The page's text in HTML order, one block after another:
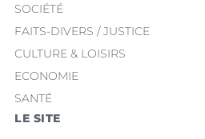
SOCIÉTÉ
FAITS-DIVERS / JUSTICE
CULTURE & LOISIRS
ECONOMIE
SANTÉ
LE SITE